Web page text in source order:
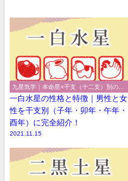
九星気学｜本命星×干支（十二支）別の性
格や特徴
一白水星の性格と特徴｜男性と女
性を干支別（子年・卯年・午年・
酉年）に完全紹介！
2021.11.15